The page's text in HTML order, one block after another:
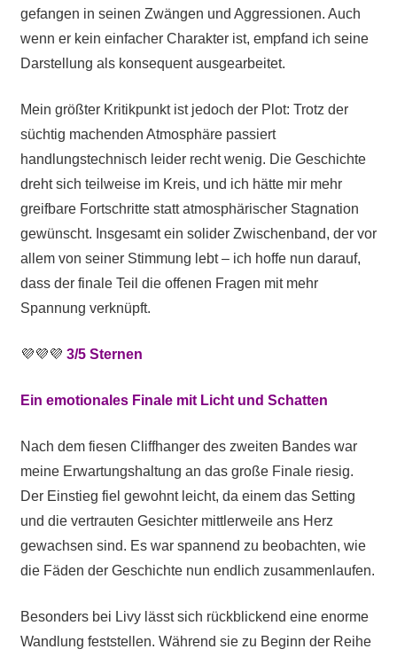
gefangen in seinen Zwängen und Aggressionen. Auch
wenn er kein einfacher Charakter ist, empfand ich seine
Darstellung als konsequent ausgearbeitet.
Mein größter Kritikpunkt ist jedoch der Plot: Trotz der
süchtig machenden Atmosphäre passiert
handlungstechnisch leider recht wenig. Die Geschichte
dreht sich teilweise im Kreis, und ich hätte mir mehr
greifbare Fortschritte statt atmosphärischer Stagnation
gewünscht. Insgesamt ein solider Zwischenband, der vor
allem von seiner Stimmung lebt – ich hoffe nun darauf,
dass der finale Teil die offenen Fragen mit mehr
Spannung verknüpft.
💜💜💜 3/5 Sternen
Ein emotionales Finale mit Licht und Schatten
Nach dem fiesen Cliffhanger des zweiten Bandes war
meine Erwartungshaltung an das große Finale riesig.
Der Einstieg fiel gewohnt leicht, da einem das Setting
und die vertrauten Gesichter mittlerweile ans Herz
gewachsen sind. Es war spannend zu beobachten, wie
die Fäden der Geschichte nun endlich zusammenlaufen.
Besonders bei Livy lässt sich rückblickend eine enorme
Wandlung feststellen. Während sie zu Beginn der Reihe